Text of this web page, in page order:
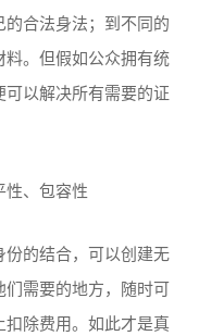
合法身法；到不同的
。但假如公众拥有统
以解决所有需要的证
性、包容性
的结合，可以创建无
需要的地方，随时可
除费用。如此才是真